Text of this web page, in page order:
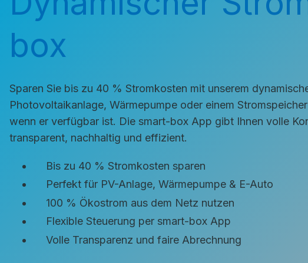
box
Sparen Sie bis zu 40 % Stromkosten mit unserem
Photovoltaikanlage, Wärmepumpe oder einem
wenn er verfügbar ist. Die smart-box App gibt Ihnen volle
transparent, nachhaltig und effizient.
Bis zu 40 % Stromkosten sparen
Perfekt für PV-Anlage, Wärmepumpe & E-Auto
100 % Ökostrom aus dem Netz nutzen
Flexible Steuerung per smart-box App
Volle Transparenz und faire Abrechnung